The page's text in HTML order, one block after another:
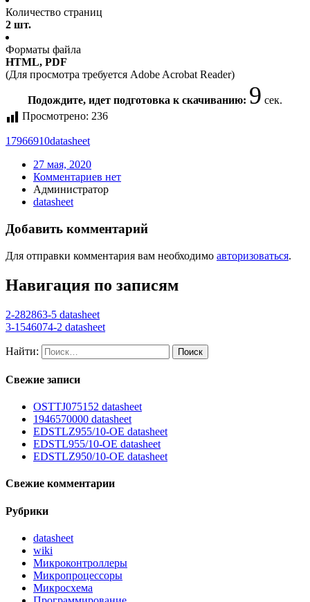
Количество страниц
2 шт.
Форматы файла
HTML, PDF
(Для просмотра требуется Adobe Acrobat Reader)
Подождите, идет подготовка к скачиванию: 9 сек.
Просмотрено: 236
17966910datasheet
27 мая, 2020
Комментариев нет
Администратор
datasheet
Добавить комментарий
Для отправки комментария вам необходимо авторизоваться.
Навигация по записям
2-282863-5 datasheet
3-1546074-2 datasheet
Найти:
Свежие записи
OSTTJ075152 datasheet
1946570000 datasheet
EDSTLZ955/10-OE datasheet
EDSTL955/10-OE datasheet
EDSTLZ950/10-OE datasheet
Свежие комментарии
Рубрики
datasheet
wiki
Микроконтроллеры
Микропроцессоры
Микросхема